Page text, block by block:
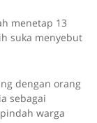
menetap 13
suka menyebut
dengan orang
sebagai
warga